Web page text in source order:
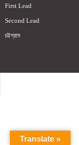
First Lead
Second Lead
চট্টগ্রাম
Translate »